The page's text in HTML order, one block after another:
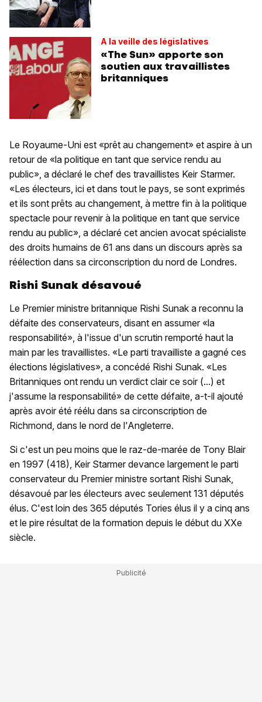
A la veille des législatives
«The Sun» apporte son
soutien aux travaillistes
britanniques
Le Royaume-Uni est «prêt au changement» et aspire à un
retour de «la politique en tant que service rendu au
public», a déclaré le chef des travaillistes Keir Starmer.
«Les électeurs, ici et dans tout le pays, se sont exprimés
et ils sont prêts au changement, à mettre fin à la politique
spectacle pour revenir à la politique en tant que service
rendu au public», a déclaré cet ancien avocat spécialiste
des droits humains de 61 ans dans un discours après sa
réélection dans sa circonscription du nord de Londres.
Rishi Sunak désavoué
Le Premier ministre britannique Rishi Sunak a reconnu la
défaite des conservateurs, disant en assumer «la
responsabilité», à l'issue d'un scrutin remporté haut la
main par les travaillistes. «Le parti travailliste a gagné ces
élections législatives», a concédé Rishi Sunak. «Les
Britanniques ont rendu un verdict clair ce soir (...) et
j'assume la responsabilité» de cette défaite, a-t-il ajouté
après avoir été réélu dans sa circonscription de
Richmond, dans le nord de l'Angleterre.
Si c'est un peu moins que le raz-de-marée de Tony Blair
en 1997 (418), Keir Starmer devance largement le parti
conservateur du Premier ministre sortant Rishi Sunak,
désavoué par les électeurs avec seulement 131 députés
élus. C'est loin des 365 députés Tories élus il y a cinq ans
et le pire résultat de la formation depuis le début du XXe
siècle.